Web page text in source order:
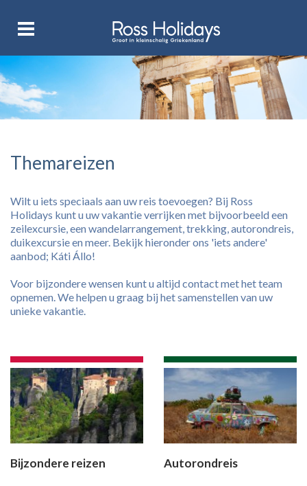
Themareizen
Wilt u iets speciaals aan uw reis toevoegen? Bij Ross
Holidays kunt u uw vakantie verrijken met bijvoorbeeld een
zeilexcursie, een wandelarrangement, trekking, autorondreis,
duikexcursie en meer. Bekijk hieronder ons 'iets andere'
aanbod; Káti Állo!
Voor bijzondere wensen kunt u altijd contact met het team
opnemen. We helpen u graag bij het samenstellen van uw
unieke vakantie.
Bijzondere reizen Autorondreis